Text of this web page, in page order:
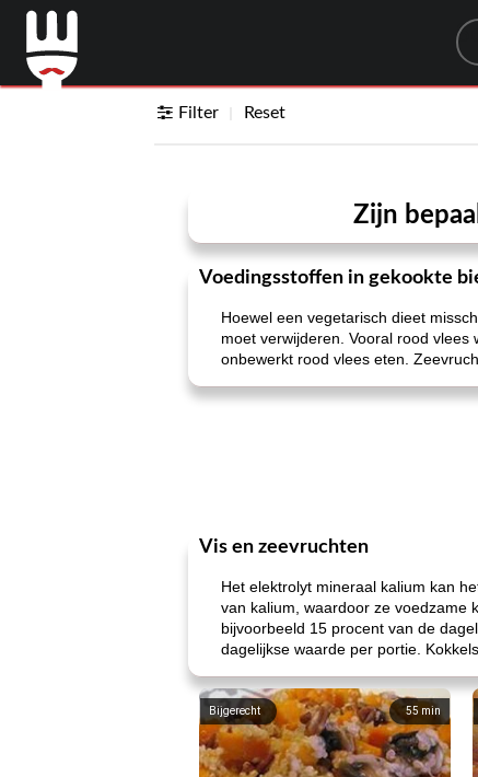
Filter Reset
Zijn
Voedingsstoffen in gekookte
Hoewel een vegetarisch dieet
moet verwijderen. Vooral rood
onbewerkt rood vlees eten.
Vis en zeevruchten
Het elektrolyt mineraal kalium kan
van kalium, waardoor ze voedzame
bijvoorbeeld 15 procent van de
dagelijkse waarde per portie.
55 min
Bijgerecht